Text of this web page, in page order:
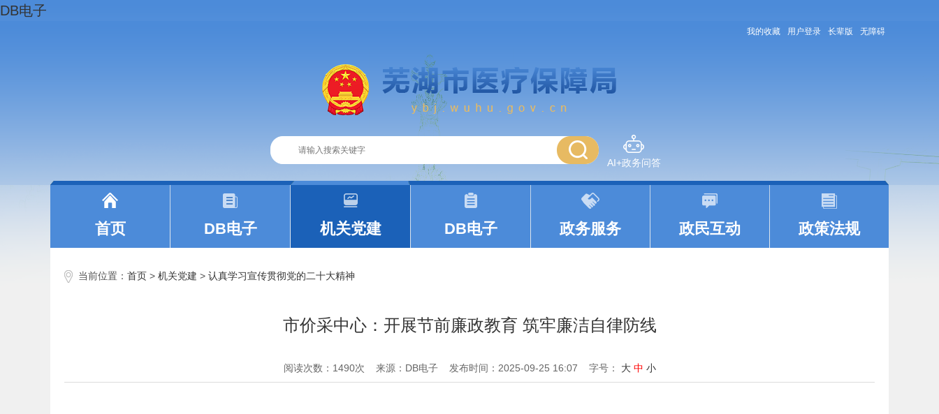
DB电子
我的收藏 用户登录 长辈版 无障碍
AI+政务问答
首页 DB电子 机关党建 DB电子 政务服务 政民互动 政策法规
当前位置： 首页 > 机关党建 > 认真学习宣传贯彻党的二十大精神
市价采中心：开展节前廉政教育 筑牢廉洁自律防线
阅读次数： 1490次 来源：DB电子 发布时间：2025-09-25 16:07 字号： 大 中 小